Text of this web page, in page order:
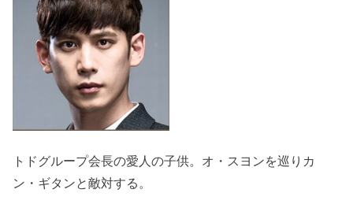
トドグループ会長の愛人の子供。オ・スヨンを巡りカ
ン・ギタンと敵対する。